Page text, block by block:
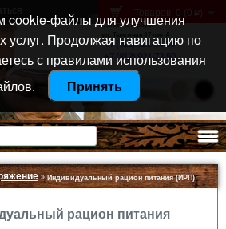
Санкт-Петербург
ул. Тележная 37 лит А
+7 (911) 021-04-08
+7 (812) 921-73-50
Товаров: 0 (0 p )
» Индивидуальный рацион питания (ИРП)
рацион питания
cookie-файлы для улучшения
услуг. Продолжая навигацию по
с правилами использования
Принять